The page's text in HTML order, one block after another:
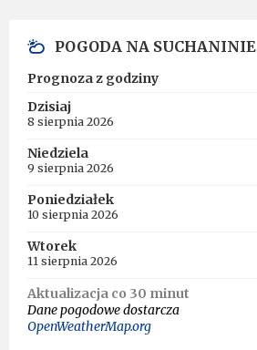
POGODA NA SUCHANINIE
Prognoza z godziny
Dzisiaj
8 sierpnia 2026
Niedziela
9 sierpnia 2026
Poniedziałek
10 sierpnia 2026
Wtorek
11 sierpnia 2026
Aktualizacja co 30 minut
Dane pogodowe dostarcza
OpenWeatherMap.org